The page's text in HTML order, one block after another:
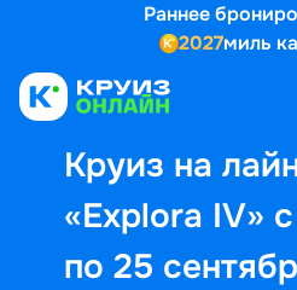
Раннее
2027миль
Круиз на
«Explora IV»
по 25
Выбор